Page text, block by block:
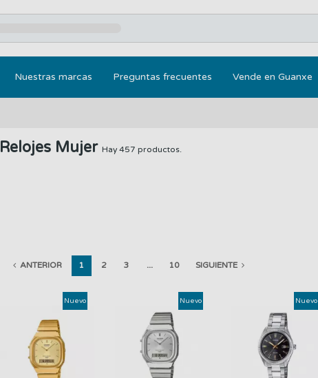
Nuestras marcas Preguntas frecuentes Vende en Guanxe
Relojes Mujer Hay 457 productos.
ANTERIOR 1 2 3 ... 10 SIGUIENTE
Nuevo Nuevo Nuevo